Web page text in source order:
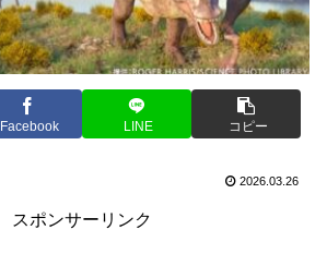
Facebook LINE コピー
2026.03.26
スポンサーリンク